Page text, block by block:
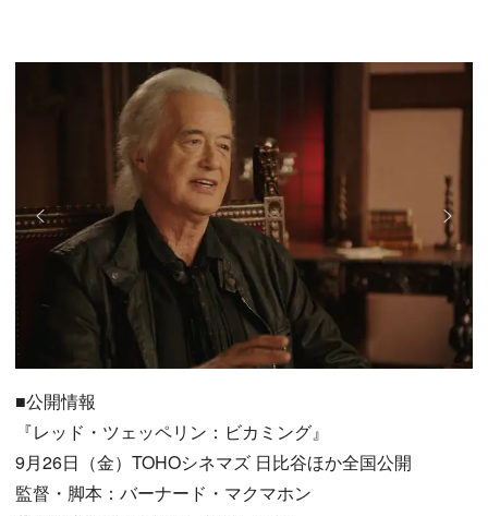
■公開情報
『レッド・ツェッペリン：ビカミング』
9月26日（金）TOHOシネマズ 日比谷ほか全国公開
監督・脚本：バーナード・マクマホン